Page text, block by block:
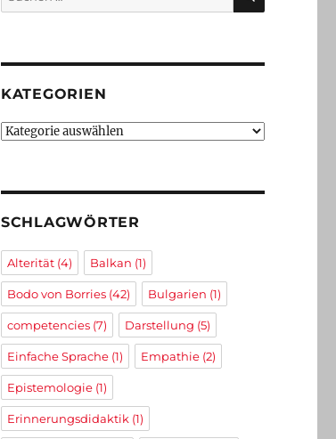
nach:
KATEGORIEN
Kategorien
SCHLAGWÖRTER
Alterität(4) Balkan (1)
Bodo von Borries(42) Bulgarien (1)
competencies(7) Darstellung (5)
Einfache Sprache(1) Empathie(2)
Epistemologie(1)
Erinnerungsdidaktik (1)